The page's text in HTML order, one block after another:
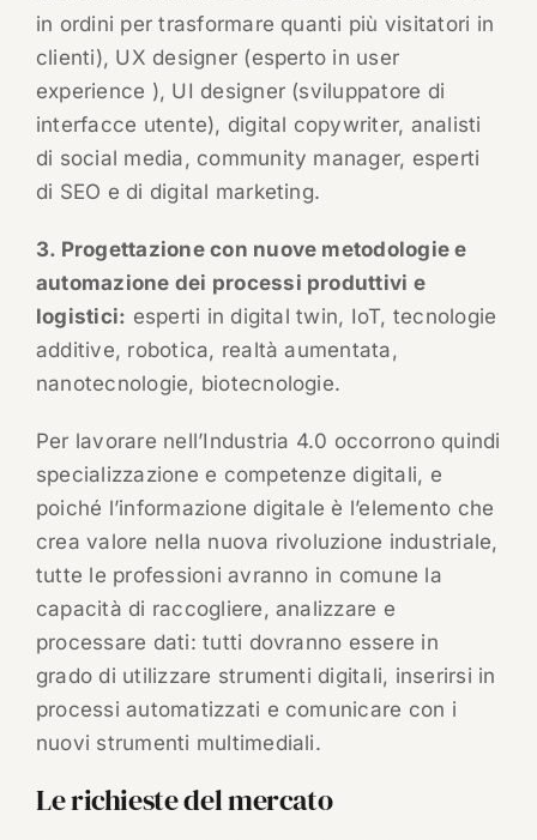
in ordini per trasformare quanti più visitatori in
clienti), UX designer (esperto in user
experience ), UI designer (sviluppatore di
interfacce utente), digital copywriter, analisti
di social media, community manager, esperti
di SEO e di digital marketing.
3. Progettazione con nuove metodologie e
automazione dei processi produttivi e
logistici: esperti in digital twin, IoT, tecnologie
additive, robotica, realtà aumentata,
nanotecnologie, biotecnologie.
Per lavorare nell’Industria 4.0 occorrono quindi
specializzazione e competenze digitali, e
poiché l’informazione digitale è l’elemento che
crea valore nella nuova rivoluzione industriale,
tutte le professioni avranno in comune la
capacità di raccogliere, analizzare e
processare dati: tutti dovranno essere in
grado di utilizzare strumenti digitali, inserirsi in
processi automatizzati e comunicare con i
nuovi strumenti multimediali.
Le richieste del mercato